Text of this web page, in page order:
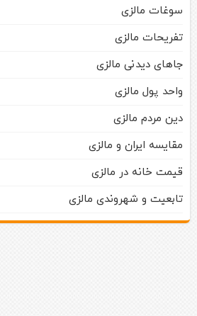
سوغات مالزی
تفریحات مالزی
جاهای دیدنی مالزی
واحد پول مالزی
دین مردم مالزی
مقایسه ایران و مالزی
قیمت خانه در مالزی
تابعیت و شهروندی مالزی